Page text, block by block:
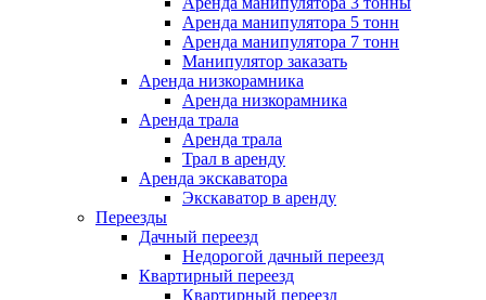
Аренда манипулятора 5 тонн
Аренда манипулятора 7 тонн
Манипулятор заказать
Аренда низкорамника
Аренда низкорамника
Аренда трала
Аренда трала
Трал в аренду
Аренда экскаватора
Экскаватор в аренду
Переезды
Дачный переезд
Недорогой дачный переезд
Квартирный переезд
Квартирный переезд